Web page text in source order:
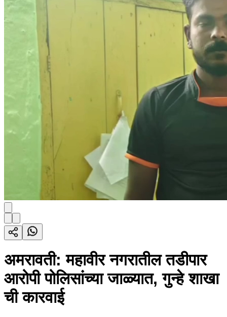
अमरावती: महावीर नगरातील तडीपार
आरोपी पोलिसांच्या जाळ्यात, गुन्हे शाखा
ची कारवाई